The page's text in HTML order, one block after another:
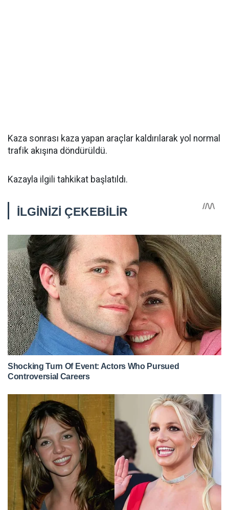
Kaza sonrası kaza yapan araçlar kaldırılarak yol normal
trafik akışına döndürüldü.
Kazayla ilgili tahkikat başlatıldı.